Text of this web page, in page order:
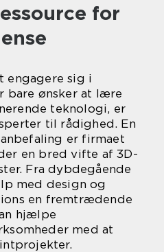
for
engagere sig i
bare ønsker at lære
teknologi, er
til rådighed. En
er firmaet
en bred vifte af 3D-
Fra dybdegående
med design og
en fremtrædende
hjælpe
med at